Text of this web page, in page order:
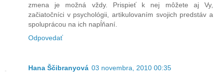
zmena je možná vždy. Prispieť k nej môžete aj Vy,
začiatočníci v psychológii, artikulovaním svojich predstáv a
spoluprácou na ich napĺňaní.
Odpovedať
Hana Ščibranyová 03 novembra, 2010 00:35